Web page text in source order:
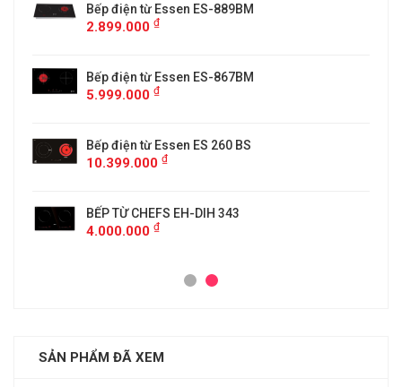
Bếp điện từ Essen ES-889BM
2.899.000 ₫
Bếp điện từ Essen ES-867BM
5.999.000 ₫
Bếp điện từ Essen ES 260 BS
10.399.000 ₫
BẾP TỪ CHEFS EH-DIH 343
4.000.000 ₫
SẢN PHẨM ĐÃ XEM